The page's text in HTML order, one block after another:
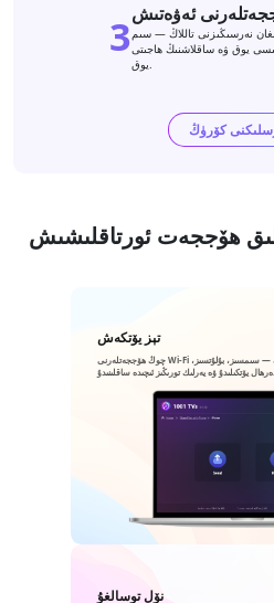
3ئەۋەتىش
نەرسىڭىزنى تاللاڭ — سىم
يوق ۋە ساقلاشنىڭ ھاجىتى
يوق.
ھۆججەت ئورتاقلىشىش
تېز يۆتكەش
چوڭ ھۆججەتلەرنى Wi-Fi ئارقىلىق يۇقىرى سۈرئەتتە يۆتكىڭ — سىمسىز، بۇلۇتسىز،
نۆل توسالغۇ